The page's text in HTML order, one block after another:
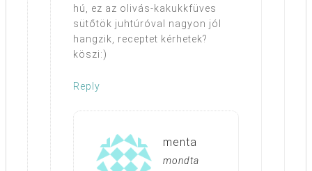
hú, ez az olivás-kakukkfüves
sütőtök juhtúróval nagyon jól
hangzik, receptet kérhetek?
köszi:)
Reply
menta
mondta